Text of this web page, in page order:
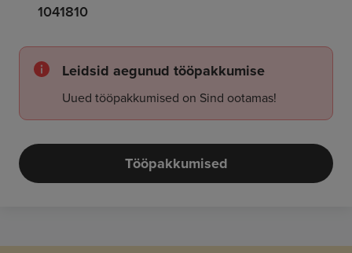
1041810
Leidsid aegunud tööpakkumise
Uued tööpakkumised on Sind ootamas!
Tööpakkumised